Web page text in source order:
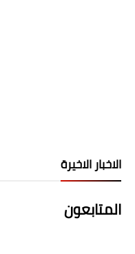
الاخبار الاخيرة
المتابعون